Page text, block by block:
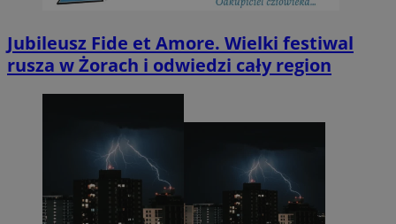
Jubileusz Fide et Amore. Wielki festiwal
rusza w Żorach i odwiedzi cały region